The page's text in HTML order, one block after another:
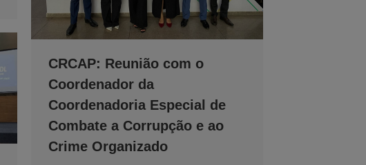
CRCAP: Reunião com o
Coordenador da
Coordenadoria Especial de
Combate a Corrupção e ao
Crime Organizado